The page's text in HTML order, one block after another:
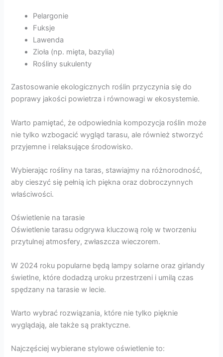
Pelargonie
Fuksje
Lawenda
Zioła (np. mięta, bazylia)
Rośliny sukulenty
Zastosowanie ekologicznych roślin przyczynia się do
poprawy jakości powietrza i równowagi w ekosystemie.
Warto pamiętać, że odpowiednia kompozycja roślin może
nie tylko wzbogacić wygląd tarasu, ale również stworzyć
przyjemne i relaksujące środowisko.
Wybierając rośliny na taras, stawiajmy na różnorodność,
aby cieszyć się pełnią ich piękna oraz dobroczynnych
właściwości.
Oświetlenie na tarasie
Oświetlenie tarasu odgrywa kluczową rolę w tworzeniu
przytulnej atmosfery, zwłaszcza wieczorem.
W 2024 roku popularne będą lampy solarne oraz girlandy
świetlne, które dodadzą uroku przestrzeni i umilą czas
spędzany na tarasie w lecie.
Warto wybrać rozwiązania, które nie tylko pięknie
wyglądają, ale także są praktyczne.
Najczęściej wybierane stylowe oświetlenie to: